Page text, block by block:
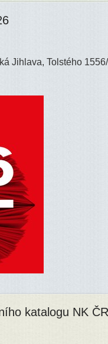
Jihlava, Tolstého
katalogu NK ČR